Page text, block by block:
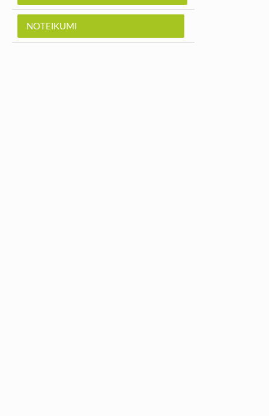
NOTEIKUMI